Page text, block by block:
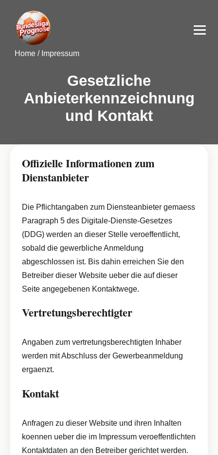
Home / Impressum
Gesetzliche
Anbieterkennzeichnung
und Kontakt
Offizielle Informationen zum
Dienstanbieter
Die Pflichtangaben zum Diensteanbieter gemaess
Paragraph 5 des Digitale-Dienste-Gesetzes
(DDG) werden an dieser Stelle veroeffentlicht,
sobald die gewerbliche Anmeldung
abgeschlossen ist. Bis dahin erreichen Sie den
Betreiber dieser Website ueber die auf dieser
Seite angegebenen Kontaktwege.
Vertretungsberechtigter
Angaben zum vertretungsberechtigten Inhaber
werden mit Abschluss der Gewerbeanmeldung
ergaenzt.
Kontakt
Anfragen zu dieser Website und ihren Inhalten
koennen ueber die im Impressum veroeffentlichten
Kontaktdaten an den Betreiber gerichtet werden.